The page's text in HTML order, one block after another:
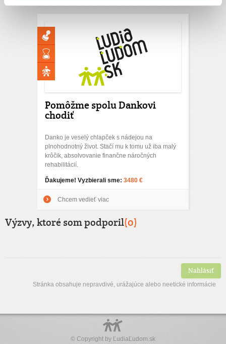
Pomôžme spolu Dankovi
chodiť
Danko je veselý chlapček s nádejou na
plnohodnotný život. Stačí mu k tomu už iba malý
krôčik, absolvovanie finančne náročných
rehabilitácií.
Ďakujeme! Vyzbierali sme: 3480 €
Chcem vedieť viac
Výzvy, ktoré som podporil(0)
Nahlásiť
Stránka obsahuje nepravdivé, urážajúce alebo neetické informácie
© Copyright by ĽudiaĽudom.sk